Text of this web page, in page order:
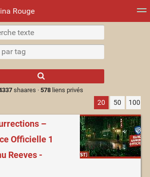
Rouge
Mur d'images
results.
shaares · 578liens privés
20 50 100
–
Officielle 1
Reeves -